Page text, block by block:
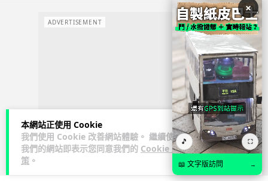
本網站正使用 Cookie
我們使用 Cookie 改善網站體驗。 繼續使用
我們的網站即表示您同意我們的 Cookie 政
策 。
ADVERTISEMENT
×
🎵 ⛶
📖 文字版訪問 →